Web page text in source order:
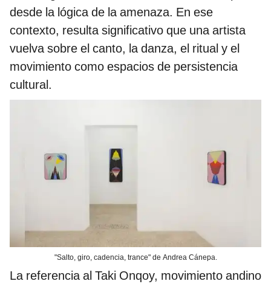
desde la lógica de la amenaza. En ese
contexto, resulta significativo que una artista
vuelva sobre el canto, la danza, el ritual y el
movimiento como espacios de persistencia
cultural.
"Salto, giro, cadencia, trance" de Andrea Cánepa.
La referencia al Taki Onqoy, movimiento andino